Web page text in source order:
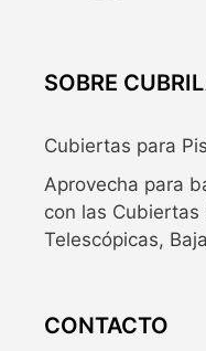
SOBRE
Cubiertas para
Aprovecha para
con las Cubiertas
Telescópicas,
CONTACTO